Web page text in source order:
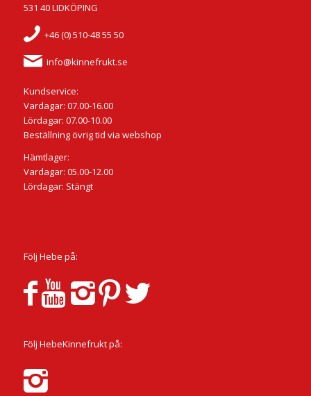
531 40 LIDKÖPING
+46 (0) 510-48 55 50
info@kinnefrukt.se
Kundservice:
Vardagar: 07.00-16.00
Lördagar: 07.00-10.00
Beställning övrig tid via webshop
Hämtlager:
Vardagar: 05.00-12.00
Lördagar: Stängt
Följ Hebe på:
Följ HebeKinnefrukt på: